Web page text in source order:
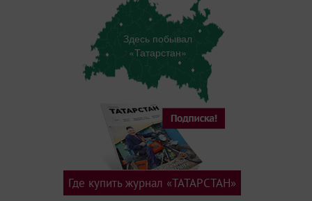
Здесь побывал
«Татарстан»
Где купить журнал «ТАТАРСТАН»